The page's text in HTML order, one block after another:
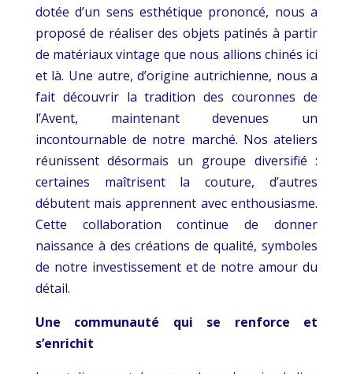
dotée d’un sens esthétique prononcé, nous a
proposé de réaliser des objets patinés à partir
de matériaux vintage que nous allions chinés ici
et là. Une autre, d’origine autrichienne, nous a
fait découvrir la tradition des couronnes de
l’Avent, maintenant devenues un
incontournable de notre marché. Nos ateliers
réunissent désormais un groupe diversifié :
certaines maîtrisent la couture, d’autres
débutent mais apprennent avec enthousiasme.
Cette collaboration continue de donner
naissance à des créations de qualité, symboles
de notre investissement et de notre amour du
détail.
Une communauté qui se renforce et
s’enrichit